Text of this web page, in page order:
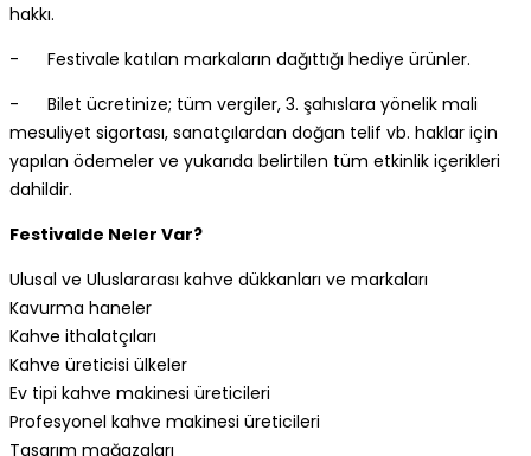
hakkı.
- Festivale katılan markaların dağıttığı hediye ürünler.
- Bilet ücretinize; tüm vergiler, 3. şahıslara yönelik mali
mesuliyet sigortası, sanatçılardan doğan telif vb. haklar için
yapılan ödemeler ve yukarıda belirtilen tüm etkinlik içerikleri
dahildir.
Festivalde Neler Var?
Ulusal ve Uluslararası kahve dükkanları ve markaları
Kavurma haneler
Kahve ithalatçıları
Kahve üreticisi ülkeler
Ev tipi kahve makinesi üreticileri
Profesyonel kahve makinesi üreticileri
Tasarım mağazaları